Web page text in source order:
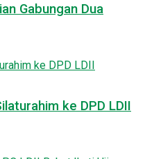
Gabungan Dua
ke DPD LDII